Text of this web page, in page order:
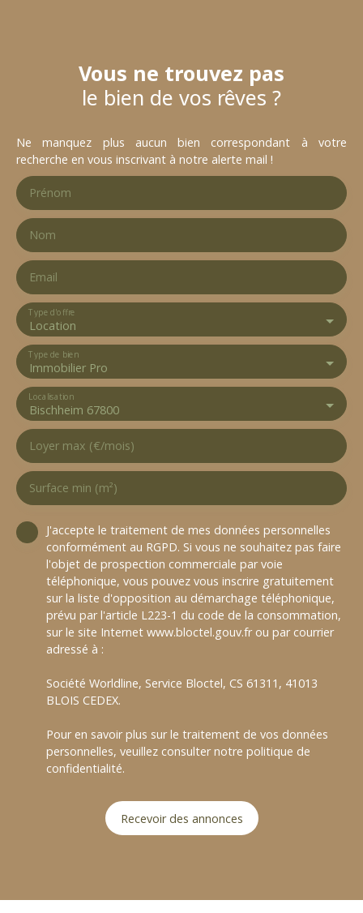
Vous ne trouvez pas
le bien de vos rêves ?
Ne manquez plus aucun bien correspondant à votre
recherche en vous inscrivant à notre alerte mail !
Prénom
Nom
Email
Location
Type d'offre
Immobilier Pro
Type de bien
Bischheim 67800
Localisation
Loyer max (€/mois)
Surface min (m²)
J'accepte le traitement de mes données personnelles
conformément au RGPD. Si vous ne souhaitez pas faire
l'objet de prospection commerciale par voie
téléphonique, vous pouvez vous inscrire gratuitement
sur la liste d'opposition au démarchage téléphonique,
prévu par l'article L223-1 du code de la consommation,
sur le site Internet www.bloctel.gouv.fr ou par courrier
adressé à :
Société Worldline, Service Bloctel, CS 61311, 41013
BLOIS CEDEX.
Pour en savoir plus sur le traitement de vos données
personnelles, veuillez consulter notre politique de
confidentialité.
Recevoir des annonces